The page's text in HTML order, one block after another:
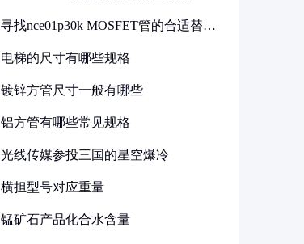
寻找nce01p30k MOSFET管的合适替代
电梯的尺寸有哪些规格
镀锌方管尺寸一般有哪些
铝方管有哪些常见规格
光线传媒参投三国的星空爆冷
横担型号对应重量
锰矿石产品化合水含量